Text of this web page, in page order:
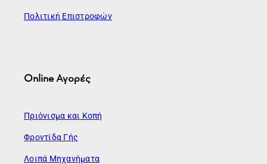
Πολιτική Επιστροφών
Online Αγορές
Πριόνισμα και Κοπή
Φροντίδα Γής
Λοιπά Μηχανήματα